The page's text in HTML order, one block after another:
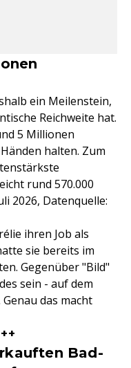
ein Meilenstein,
Reichweite hat.
5 Millionen
halten. Zum
rund 570.000
2026, Datenquelle:
ihren Job als
sie bereits im
Gegenüber "Bild"
sein - auf dem
das macht
Bad-